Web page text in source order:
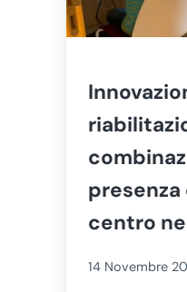
presenza
centro
14 Novembre